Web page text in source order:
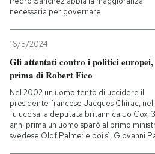
necessaria per governare
16/5/2024
Gli attentati contro i politici europei,
prima di Robert Fico
Nel 2002 un uomo tentò di uccidere il
presidente francese Jacques Chirac, nel
fu uccisa la deputata britannica Jo Cox,
anni prima un uomo sparò al primo
svedese Olof Palme: e poi sì, Giovanni